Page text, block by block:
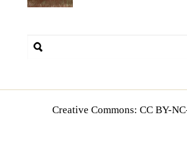
Creative Commons: CC BY-